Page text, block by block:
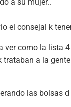
a su mujer..
el consejal k
ver como la lista
a la
las bolsas